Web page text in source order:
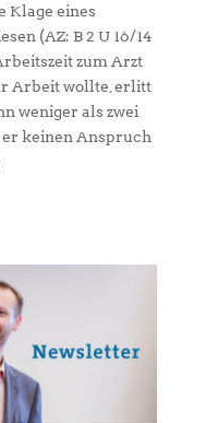
Klage eines
(AZ: B 2 U 16/14
zum Arzt
Arbeit wollte, erlitt
weniger als zwei
er keinen Anspruch